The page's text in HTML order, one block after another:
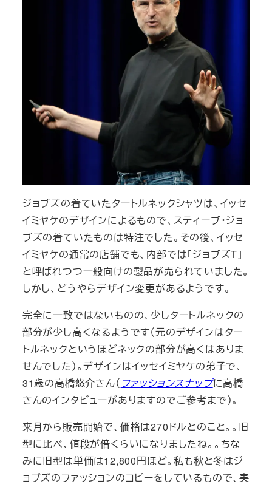
ジョブズの着ていたタートルネックシャツは、イッセ
イミヤケのデザインによるもので、スティーブ・ジョ
ブズの着ていたものは特注でした。その後、イッセ
イミヤケの通常の店舗でも、内部では「ジョブズT」
と呼ばれつつ一般向けの製品が売られていました。
しかし、どうやらデザイン変更があるようです。
完全に一致ではないものの、少しタートルネックの
部分が少し高くなるようです（元のデザインはター
トルネックというほどネックの部分が高くはありま
せんでした）。デザインはイッセイミヤケの弟子で、
31歳の高橋悠介さん（ ファッションスナップに高橋
さんのインタビューがありますのでご参考まで）。
来月から販売開始で、価格は270ドルとのこと。。旧
型に比べ、値段が倍くらいになりましたね。。ちな
みに旧型は単価は12,800円ほど。私も秋と冬はジ
ョブズのファッションのコピーをしているもので、実